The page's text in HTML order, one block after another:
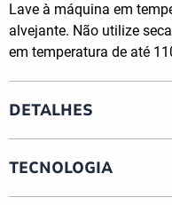
Lave à máquina em
alvejante. Não utilize
em temperatura de até
DETALHES
TECNOLOGIA